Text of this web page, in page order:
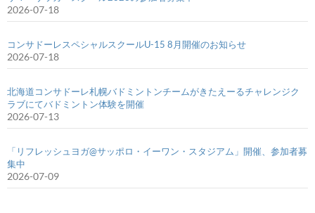
2026-07-18
コンサドーレスペシャルスクールU-15 8月開催のお知らせ
2026-07-18
北海道コンサドーレ札幌バドミントンチームがきたえーるチャレンジク
ラブにてバドミントン体験を開催
2026-07-13
「リフレッシュヨガ@サッポロ・イーワン・スタジアム」開催、参加者募
集中
2026-07-09